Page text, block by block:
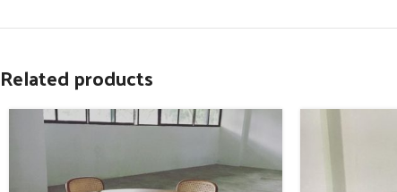
Related products